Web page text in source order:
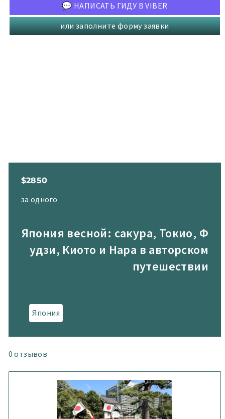
💬 НАПИСАТЬ ГИДУ В VIBER
или заполните форму заявки
$2850
за одного
Япония весной: сакура, Токио, Ф
удзи, Киото и Нара в авторском
путешествии
Япония
0 отзывов